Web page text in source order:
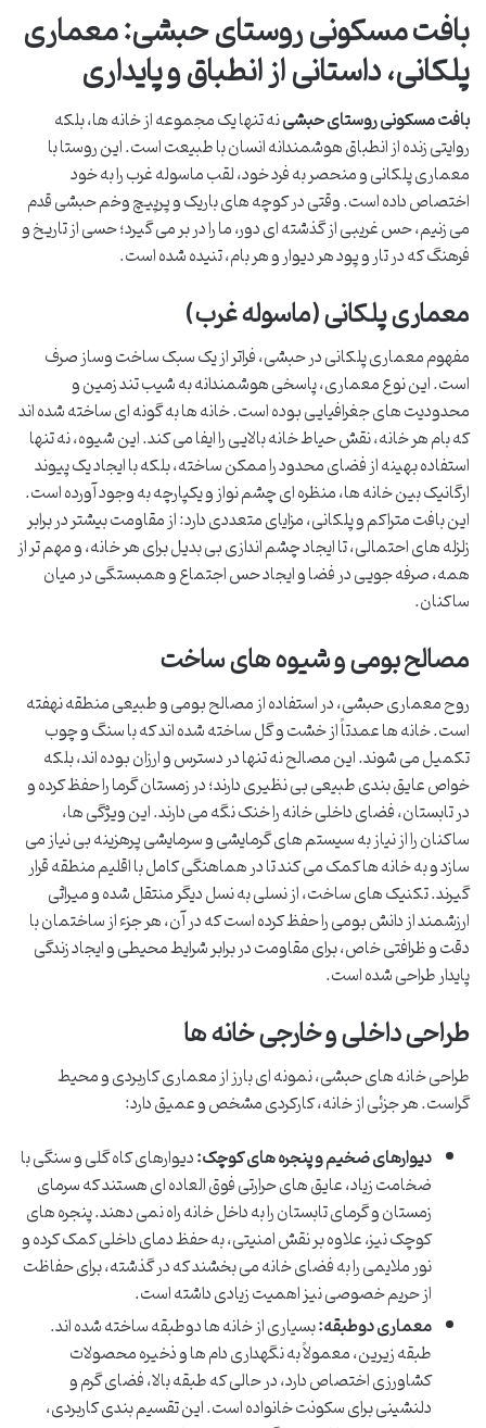
بافت مسکونی روستای حبشی: معماری
پلکانی، داستانی از انطباق و پایداری
بافت مسکونی روستای حبشینه تنها یک مجموعه از خانه ها، بلکه
روایتی زنده از انطباق هوشمندانه انسان با طبیعت است. این روستا با
معماری پلکانی و منحصر به فرد خود، لقب ماسوله غرب را به خود
اختصاص داده است. وقتی در کوچه های باریک و پرپیچ وخم حبشی قدم
می زنیم، حس غریبی از گذشته ای دور، ما را در بر می گیرد؛ حسی از تاریخ و
فرهنگ که در تار و پود هر دیوار و هر بام، تنیده شده است.
معماری پلکانی (ماسوله غرب)
مفهوم معماری پلکانی در حبشی، فراتر از یک سبک ساخت وساز صرف
است. این نوع معماری، پاسخی هوشمندانه به شیب تند زمین و
محدودیت های جغرافیایی بوده است. خانه ها به گونه ای ساخته شده اند
که بام هر خانه، نقش حیاط خانه بالایی را ایفا می کند. این شیوه، نه تنها
استفاده بهینه از فضای محدود را ممکن ساخته، بلکه با ایجاد یک پیوند
ارگانیک بین خانه ها، منظره ای چشم نواز و یکپارچه به وجود آورده است.
این بافت متراکم و پلکانی، مزایای متعددی دارد: از مقاومت بیشتر در برابر
زلزله های احتمالی، تا ایجاد چشم اندازی بی بدیل برای هر خانه، و مهم تر از
همه، صرفه جویی در فضا و ایجاد حس اجتماع و همبستگی در میان
ساکنان.
مصالح بومی و شیوه های ساخت
روح معماری حبشی، در استفاده از مصالح بومی و طبیعی منطقه نهفته
است. خانه ها عمدتاً از خشت و گل ساخته شده اند که با سنگ و چوب
تکمیل می شوند. این مصالح نه تنها در دسترس و ارزان بوده اند، بلکه
خواص عایق بندی طبیعی بی نظیری دارند؛ در زمستان گرما را حفظ کرده و
در تابستان، فضای داخلی خانه را خنک نگه می دارند. این ویژگی ها،
ساکنان را از نیاز به سیستم های گرمایشی و سرمایشی پرهزینه بی نیاز می
سازد و به خانه ها کمک می کند تا در هماهنگی کامل با اقلیم منطقه قرار
گیرند. تکنیک های ساخت، از نسلی به نسل دیگر منتقل شده و میراثی
ارزشمند از دانش بومی را حفظ کرده است که در آن، هر جزء از ساختمان با
دقت و ظرافتی خاص، برای مقاومت در برابر شرایط محیطی و ایجاد زندگی
پایدار طراحی شده است.
طراحی داخلی و خارجی خانه ها
طراحی خانه های حبشی، نمونه ای بارز از معماری کاربردی و محیط
گراست. هر جزئی از خانه، کارکردی مشخص و عمیق دارد:
دیوارهای ضخیم و پنجره های کوچک:دیوارهای کاه گلی و سنگی با
ضخامت زیاد، عایق های حرارتی فوق العاده ای هستند که سرمای
زمستان و گرمای تابستان را به داخل خانه راه نمی دهند. پنجره های
کوچک نیز، علاوه بر نقش امنیتی، به حفظ دمای داخلی کمک کرده و
نور ملایمی را به فضای خانه می بخشند که در گذشته، برای حفاظت
از حریم خصوصی نیز اهمیت زیادی داشته است.
معماری دوطبقه:بسیاری از خانه ها دوطبقه ساخته شده اند.
طبقه زیرین، معمولاً به نگهداری دام ها و ذخیره محصولات
کشاورزی اختصاص دارد، در حالی که طبقه بالا، فضای گرم و
دلنشینی برای سکونت خانواده است. این تقسیم بندی کاربردی،